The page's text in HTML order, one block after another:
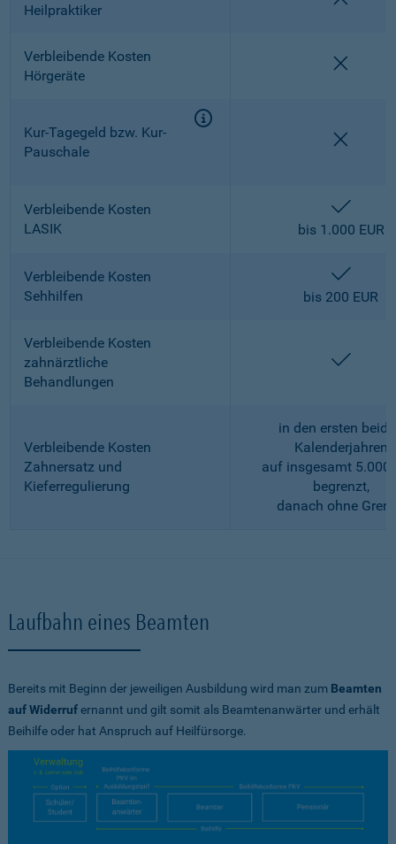
Heilpraktiker
Verbleibende Kosten
Hörgeräte
Kur-Tagegeld bzw. Kur-
Pauschale
Verbleibende Kosten
LASIK
bis 1.000 EUR
Verbleibende Kosten
Sehhilfen
bis 200 EUR
Verbleibende Kosten
zahnärztliche
Behandlungen
Verbleibende Kosten
Zahnersatz und
Kieferregulierung
in den ersten
Kalenderjahren
auf insgesamt 5.000
begrenzt,
danach ohne
Laufbahn eines Beamten
Bereits mit Beginn der jeweiligen Ausbildung wird man zum Beamten
auf Widerrufernannt und gilt somit als Beamtenanwärter und erhält
Beihilfe oder hat Anspruch auf Heilfürsorge.